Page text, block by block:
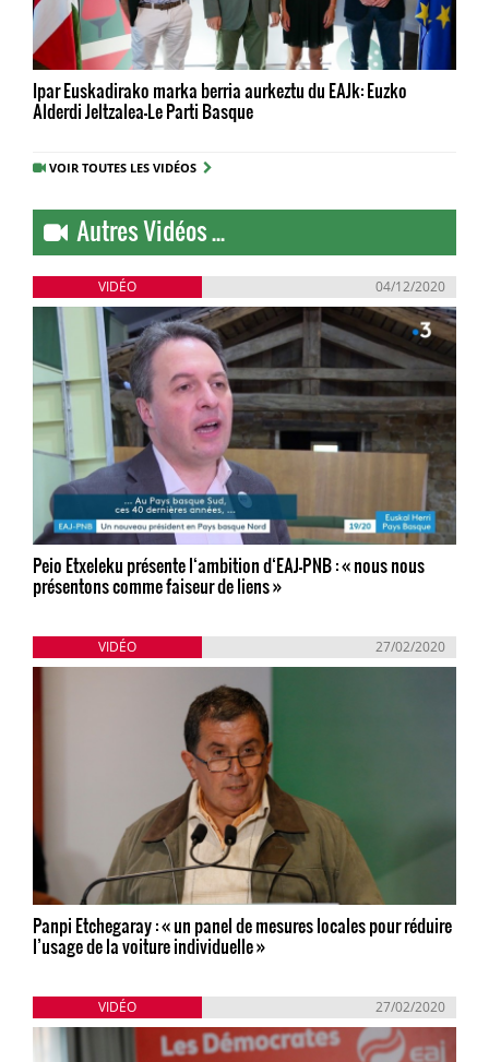
Ipar Euskadirako marka berria aurkeztu du EAJk: Euzko
Alderdi Jeltzalea-Le Parti Basque
VOIR TOUTES LES VIDÉOS
Autres Vidéos ...
VIDÉO 04/12/2020
Peio Etxeleku présente l‘ambition d‘EAJ-PNB : « nous nous
présentons comme faiseur de liens »
VIDÉO 27/02/2020
Panpi Etchegaray : « un panel de mesures locales pour réduire
l’usage de la voiture individuelle »
VIDÉO 27/02/2020